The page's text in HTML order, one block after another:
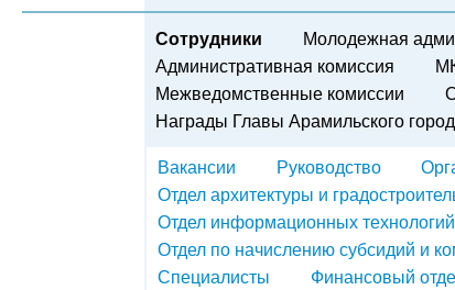
Сотрудники Молодежная
Административная комиссия
Межведомственные комиссии
Награды Главы Арамильского
Вакансии
Руководство
Отдел архитектуры и
Отдел информационных технологий
Отдел по начислению субсидий
Специалисты
Финансовый